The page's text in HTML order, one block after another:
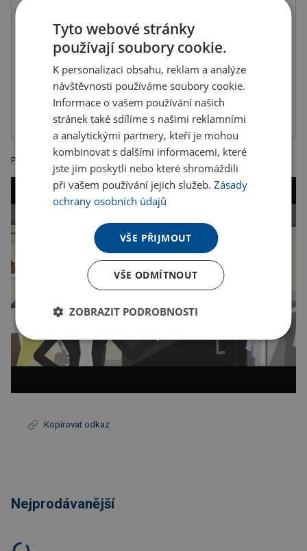
UV tisk na
barevný
podklad
1-složková
sáčku
Plastový otvírák listů s kovovým nožem, rozměr 7,5 x 5 x 0,4 cm
Kopírovat odkaz
Nejprodávanější
Tyto webové stránky
používají soubory cookie.
K personalizaci obsahu, reklam a analýze
návštěvnosti používáme soubory cookie.
Informace o vašem používání našich
stránek také sdílíme s našimi reklamními
a analytickými partnery, kteří je mohou
kombinovat s dalšími informacemi, které
jste jim poskytli nebo které shromáždili
při vašem používání jejich služeb.Zásady
ochrany osobních údajů
VŠE PŘIJMOUT
VŠE ODMÍTNOUT
ZOBRAZIT PODROBNOSTI